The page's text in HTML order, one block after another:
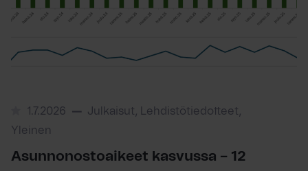
1.7.2026
Julkaisut, Lehdistötiedotteet,
Yleinen
Asunnonostoaikeet kasvussa – 12